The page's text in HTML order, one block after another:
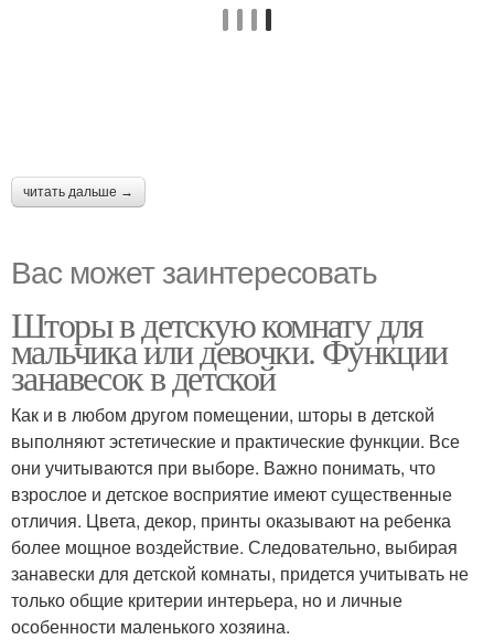
читать дальше →
Вас может заинтересовать
Шторы в детскую комнату для
мальчика или девочки. Функции
занавесок в детской
Как и в любом другом помещении, шторы в детской
выполняют эстетические и практические функции. Все
они учитываются при выборе. Важно понимать, что
взрослое и детское восприятие имеют существенные
отличия. Цвета, декор, принты оказывают на ребенка
более мощное воздействие. Следовательно, выбирая
занавески для детской комнаты, придется учитывать не
только общие критерии интерьера, но и личные
особенности маленького хозяина.